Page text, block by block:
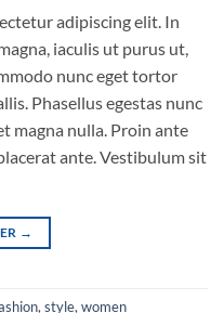
adipiscing elit. In
iaculis ut purus ut,
nunc eget tortor
Phasellus egestas nunc
magna nulla. Proin ante
ante. Vestibulum sit
→
, style, women